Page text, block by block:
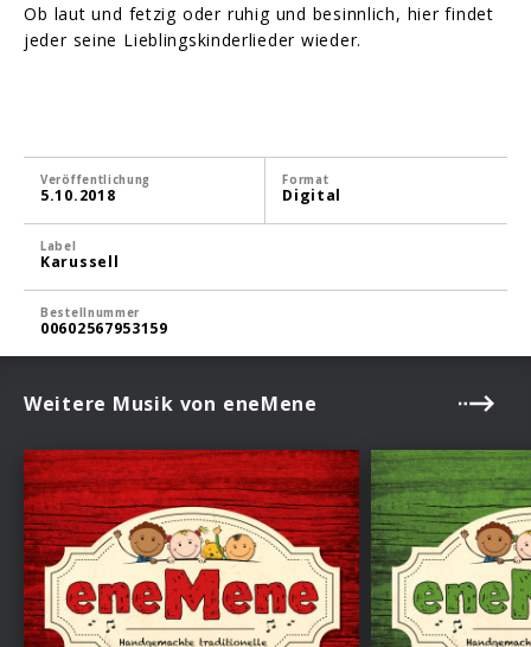
Ob laut und fetzig oder ruhig und besinnlich, hier findet
jeder seine Lieblingskinderlieder wieder.
Veröffentlichung
5.10.2018
Format
Digital
Label
Karussell
Bestellnummer
00602567953159
Weitere Musik von eneMene